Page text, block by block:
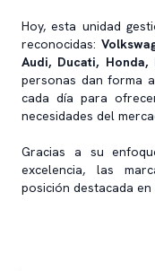
Hoy, esta unidad
reconocidas:
Audi, Ducati,
personas dan forma
cada día para
necesidades del
Gracias a su
excelencia, las
posición destacada